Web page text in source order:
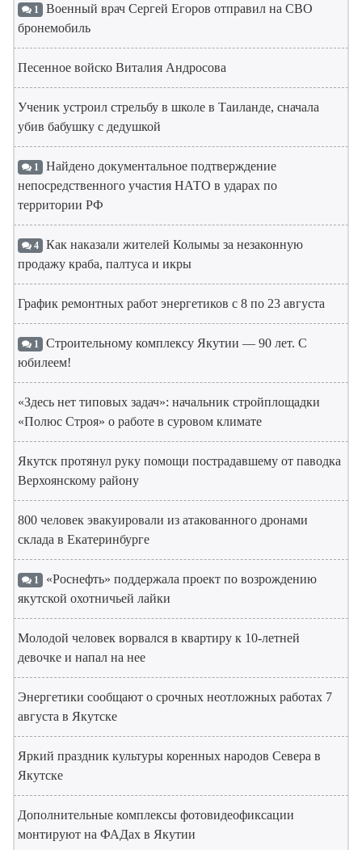
1 Военный врач Сергей Егоров отправил на СВО
бронемобиль
Песенное войско Виталия Андросова
Ученик устроил стрельбу в школе в Таиланде, сначала
убив бабушку с дедушкой
1 Найдено документальное подтверждение
непосредственного участия НАТО в ударах по
территории РФ
4 Как наказали жителей Колымы за незаконную
продажу краба, палтуса и икры
График ремонтных работ энергетиков с 8 по 23 августа
1 Строительному комплексу Якутии — 90 лет. С
юбилеем!
«Здесь нет типовых задач»: начальник стройплощадки
«Полюс Строя» о работе в суровом климате
Якутск протянул руку помощи пострадавшему от паводка
Верхоянскому району
800 человек эвакуировали из атакованного дронами
склада в Екатеринбурге
1 «Роснефть» поддержала проект по возрождению
якутской охотничьей лайки
Молодой человек ворвался в квартиру к 10-летней
девочке и напал на нее
Энергетики сообщают о срочных неотложных работах 7
августа в Якутске
Яркий праздник культуры коренных народов Севера в
Якутске
Дополнительные комплексы фотовидеофиксации
монтируют на ФАДах в Якутии